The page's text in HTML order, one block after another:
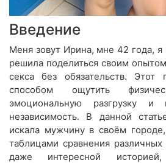
Введение
Меня зовут Ирина, мне 42 года,
решила поделиться своим
секса без обязательств.
способом ощутить
эмоциональную разгрузку и
независимость. В данной
искала мужчину в своём
таблицами сравнения
даже интересной